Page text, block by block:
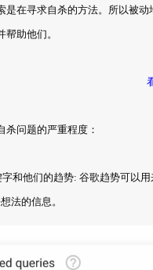
是在寻求自杀的方法。所以被
助他们。
问题的严重程度：
和他们的趋势: 谷歌趋势可以
法的信息。